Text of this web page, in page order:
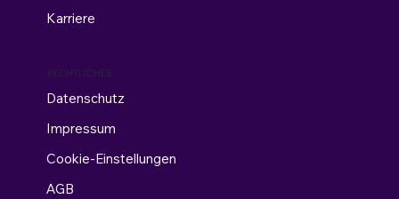
RECHTLICHES
Datenschutz
Impressum
Cookie-Einstellungen
AGB
Karriere